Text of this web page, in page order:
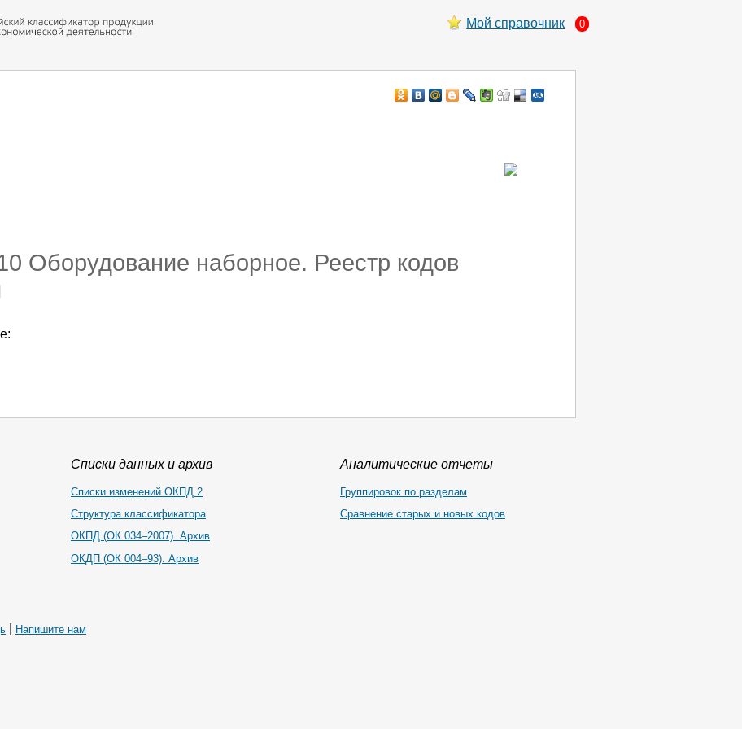
Мой справочник 0
Оборудование наборное. Реестр кодов
Списки данных и архив
Списки изменений ОКПД 2
Структура классификатора
ОКПД (ОК 034–2007). Архив
ОКДП (ОК 004–93). Архив
Аналитические отчеты
Группировок по разделам
Сравнение старых и новых кодов
Напишите нам